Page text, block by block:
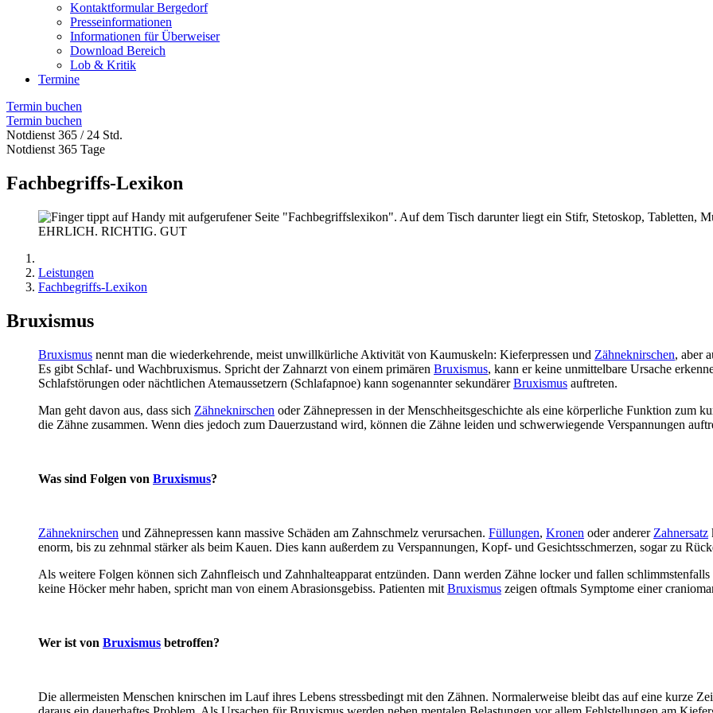
Kontaktformular Bergedorf
Presseinformationen
Informationen für Überweiser
Download Bereich
Lob & Kritik
Termine
Termin buchen
Termin buchen
Notdienst 365 / 24 Std.
Notdienst 365 Tage
Fachbegriffs-Lexikon
EHRLICH. RICHTIG. GUT
Leistungen
Fachbegriffs-Lexikon
Bruxismus
Bruxismus nennt man die wiederkehrende, meist unwillkürliche Aktivität von Kaumuskeln: Kieferpressen und Zähneknirschen, aber
Es gibt Schlaf- und Wachbruxismus. Spricht der Zahnarzt von einem primären Bruxismus, kann er keine unmittelbare Ursache
Schlafstörungen oder nächtlichen Atemaussetzern (Schlafapnoe) kann sogenannter sekundärerBruxismus auftreten.
Man geht davon aus, dass sich Zähneknirschen oder Zähnepressen in der Menschheitsgeschichte als eine körperliche Funktion zum
die Zähne zusammen. Wenn dies jedoch zum Dauerzustand wird, können die Zähne leiden und schwerwiegende Verspannungen
Was sind Folgen von Bruxismus?
Zähneknirschen und Zähnepressen kann massive Schäden am Zahnschmelz verursachen. Füllungen, Kronen oder anderer Zahnersatz
enorm, bis zu zehnmal stärker als beim Kauen. Dies kann außerdem zu Verspannungen, Kopf- und Gesichtsschmerzen, sogar zu
Als weitere Folgen können sich Zahnfleisch und Zahnhalteapparat entzünden. Dann werden Zähne locker und fallen
keine Höcker mehr haben, spricht man von einem Abrasionsgebiss. Patienten mit Bruxismus zeigen oftmals Symptome einer
Wer ist von Bruxismus betroffen?
Die allermeisten Menschen knirschen im Lauf ihres Lebens stressbedingt mit den Zähnen. Normalerweise bleibt das auf eine kurze